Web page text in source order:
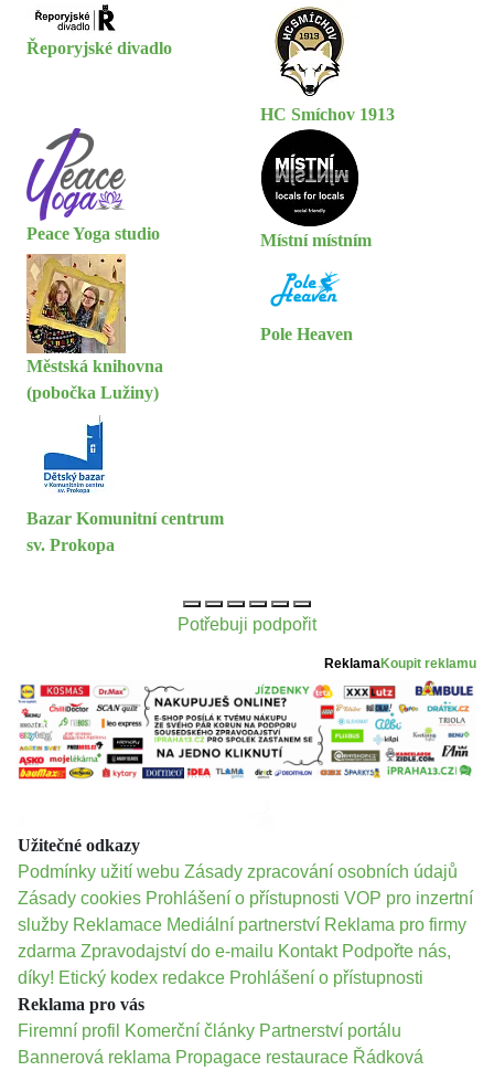
Řeporyjské divadlo
HC Smíchov 1913
Peace Yoga studio Místní místním
Městská knihovna
(pobočka Lužiny)
Pole Heaven
Bazar Komunitní centrum
sv. Prokopa
Potřebuji podpořit
ReklamaKoupit reklamu
Užitečné odkazy
Podmínky užití webu Zásady zpracování osobních údajů
Zásady cookies Prohlášení o přístupnosti VOP pro inzertní
služby Reklamace Mediální partnerství Reklama pro firmy
zdarma Zpravodajství do e-mailu Kontakt Podpořte nás,
díky! Etický kodex redakce Prohlášení o přístupnosti
Reklama pro vás
Firemní profil
Komerční články Partnerství portálu
Bannerová reklama Propagace restaurace Řádková